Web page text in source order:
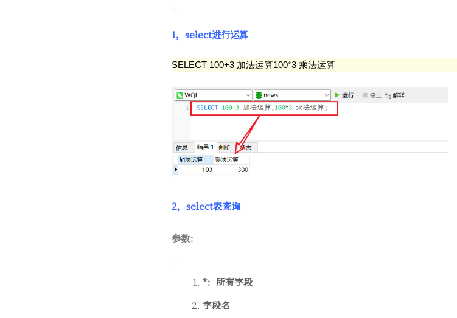
1，select进行运算
SELECT 100+3 加法运算100*3 乘法运算
2，select表查询
参数：
*：所有字段
字段名